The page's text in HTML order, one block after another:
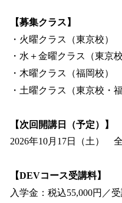
【募集クラス】
・火曜クラス（東京校）
・水＋金曜クラス（東京校
・木曜クラス（福岡校）
・土曜クラス（東京校・
【次回開講日（予定）】
2026年10月17日（土）
【DEVコース受講料】
入学金：税込55,000円／